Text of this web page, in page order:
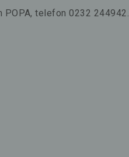
telefon 0232 244942.